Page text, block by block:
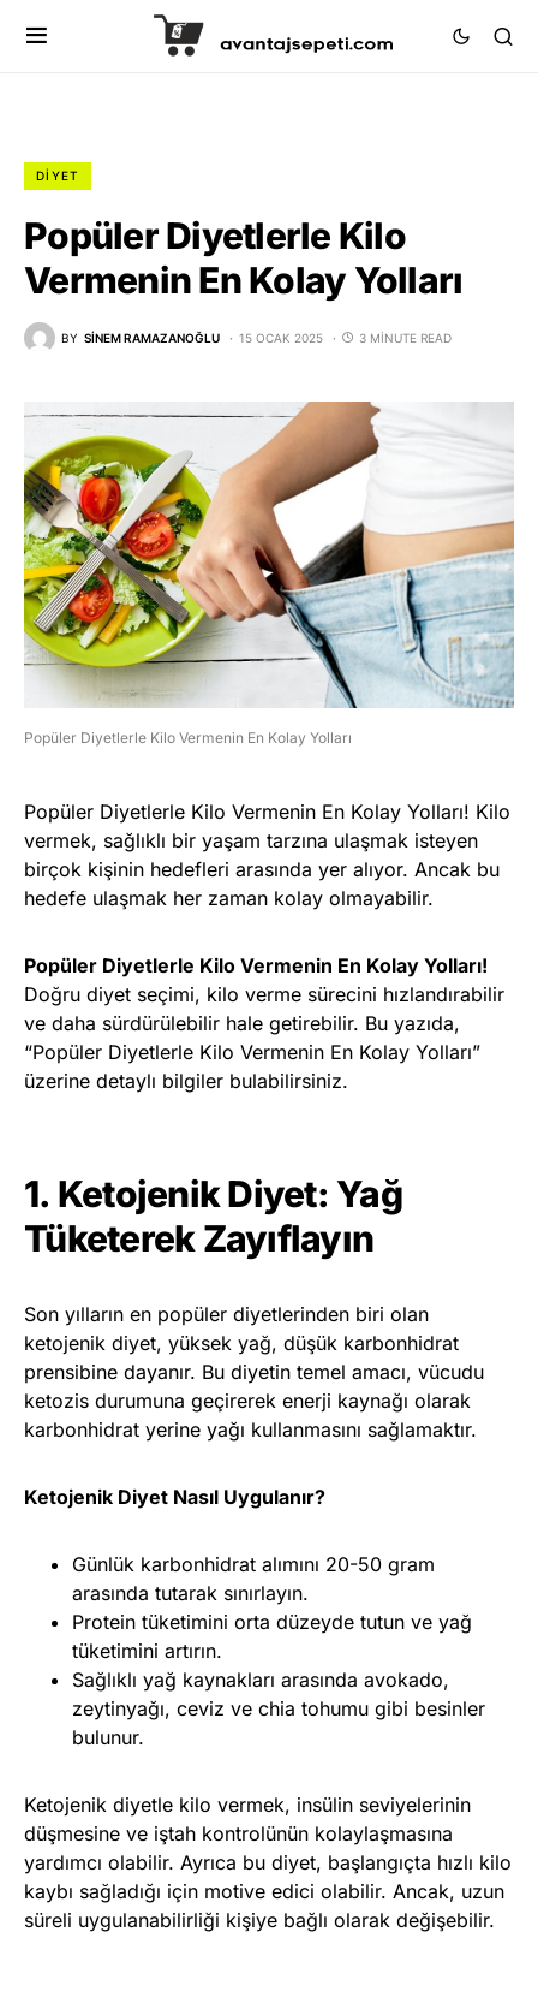
DIYET
Popüler Diyetlerle Kilo
Vermenin En Kolay Yolları
BY SINEM RAMAZANOĞLU 15 OCAK 2025 3 MINUTE READ
Popüler Diyetlerle Kilo Vermenin En Kolay Yolları
Popüler Diyetlerle Kilo Vermenin En Kolay Yolları! Kilo
vermek, sağlıklı bir yaşam tarzına ulaşmak isteyen
birçok kişinin hedefleri arasında yer alıyor. Ancak bu
hedefe ulaşmak her zaman kolay olmayabilir.
Popüler Diyetlerle Kilo Vermenin En Kolay Yolları!
Doğru diyet seçimi, kilo verme sürecini hızlandırabilir
ve daha sürdürülebilir hale getirebilir. Bu yazıda,
“Popüler Diyetlerle Kilo Vermenin En Kolay Yolları”
üzerine detaylı bilgiler bulabilirsiniz.
1. Ketojenik Diyet: Yağ
Tüketerek Zayıflayın
Son yılların en popüler diyetlerinden biri olan
ketojenik diyet, yüksek yağ, düşük karbonhidrat
prensibine dayanır. Bu diyetin temel amacı, vücudu
ketozis durumuna geçirerek enerji kaynağı olarak
karbonhidrat yerine yağı kullanmasını sağlamaktır.
Ketojenik Diyet Nasıl Uygulanır?
Günlük karbonhidrat alımını 20-50 gram
arasında tutarak sınırlayın.
Protein tüketimini orta düzeyde tutun ve yağ
tüketimini artırın.
Sağlıklı yağ kaynakları arasında avokado,
zeytinyağı, ceviz ve chia tohumu gibi besinler
bulunur.
Ketojenik diyetle kilo vermek, insülin seviyelerinin
düşmesine ve iştah kontrolünün kolaylaşmasına
yardımcı olabilir. Ayrıca bu diyet, başlangıçta hızlı kilo
kaybı sağladığı için motive edici olabilir. Ancak, uzun
süreli uygulanabilirliği kişiye bağlı olarak değişebilir.